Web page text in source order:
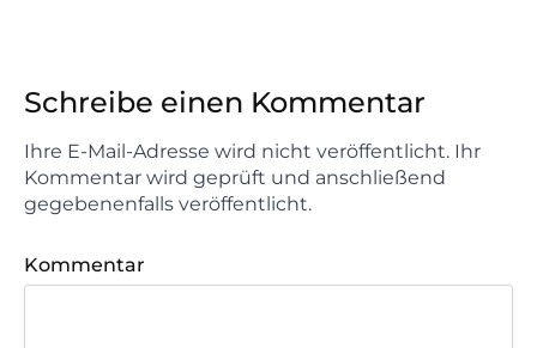
Schreibe einen Kommentar
Ihre E-Mail-Adresse wird nicht veröffentlicht. Ihr
Kommentar wird geprüft und anschließend
gegebenenfalls veröffentlicht.
Kommentar